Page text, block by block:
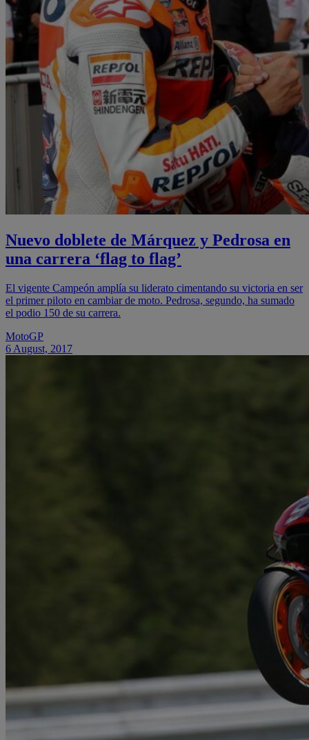
Nuevo doblete de Márquez y Pedrosa en
una carrera ‘flag to flag’
El vigente Campeón amplía su liderato cimentando su victoria en ser
el primer piloto en cambiar de moto. Pedrosa, segundo, ha sumado
el podio 150 de su carrera.
MotoGP
6 August, 2017